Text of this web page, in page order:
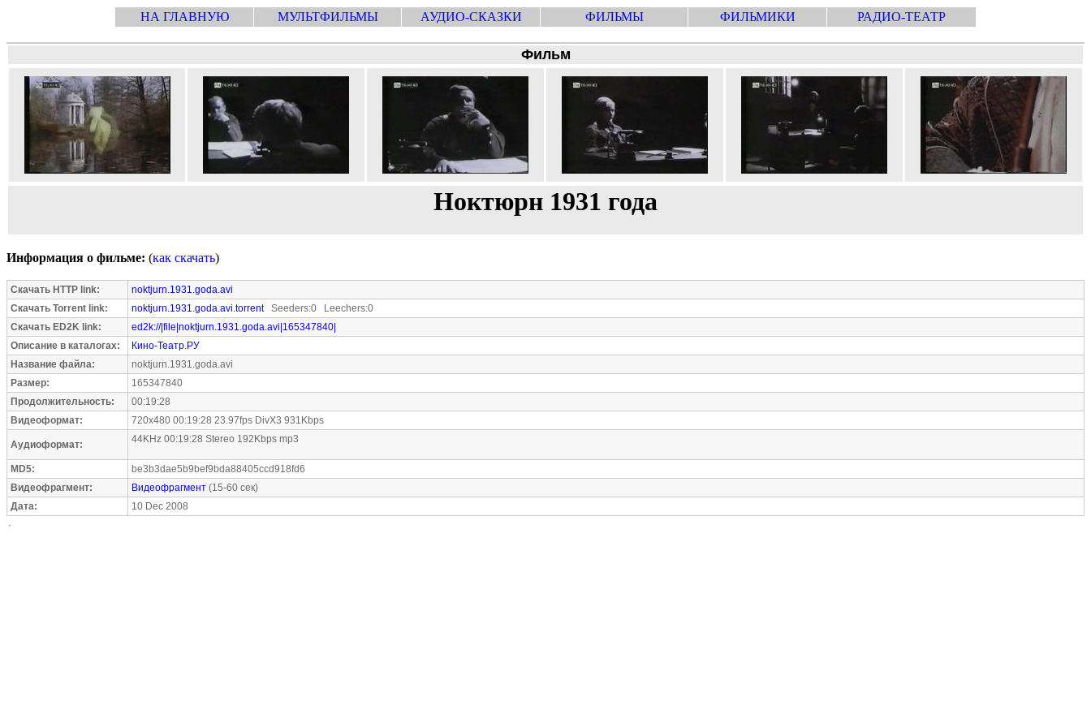
НА ГЛАВНУЮ МУЛЬТФИЛЬМЫ АУДИО-СКАЗКИ ФИЛЬМЫ ФИЛЬМИКИ РАДИО-ТЕАТР
Фильм
Ноктюрн 1931 года
Информация о фильме: (как скачать)
Скачать HTTP link:
noktjurn.1931.goda.avi
Скачать Torrent link:
noktjurn.1931.goda.avi.torrentSeeders:0 Leechers:0
Скачать ED2K link:
ed2k://|file|noktjurn.1931.goda.avi|165347840|
Описание в каталогах:
Кино-Театр.РУ
Название файла:
noktjurn.1931.goda.avi
Размер:
165347840
Продолжительность:
00:19:28
Видеоформат:
720x480 00:19:28 23.97fps DivX3 931Kbps
Аудиоформат: 44KHz 00:19:28 Stereo 192Kbps mp3
MD5:
be3b3dae5b9bef9bda88405ccd918fd6
Видеофрагмент:
Видеофрагмент (15-60 сек)
Дата:
10 Dec 2008